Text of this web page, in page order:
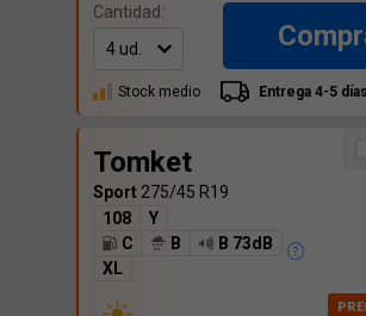
Cantidad:
Stock medio Entrega 4-5
Tomket
Sport 275/45 R19
108
Y
C
B
B 73dB
XL